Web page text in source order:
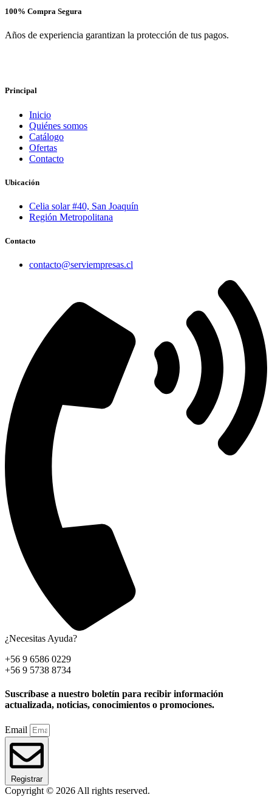
100% Compra Segura
Años de experiencia garantizan la protección de tus pagos.
Principal
Inicio
Quiénes somos
Catálogo
Ofertas
Contacto
Ubicación
Celia solar #40, San Joaquín
Región Metropolitana
Contacto
contacto@serviempresas.cl
¿Necesitas Ayuda?
+56 9 6586 0229
+56 9 5738 8734
Suscríbase a nuestro boletín para recibir información
actualizada, noticias, conocimientos o promociones.
Email
Registrar
Copyright © 2026 All rights reserved.